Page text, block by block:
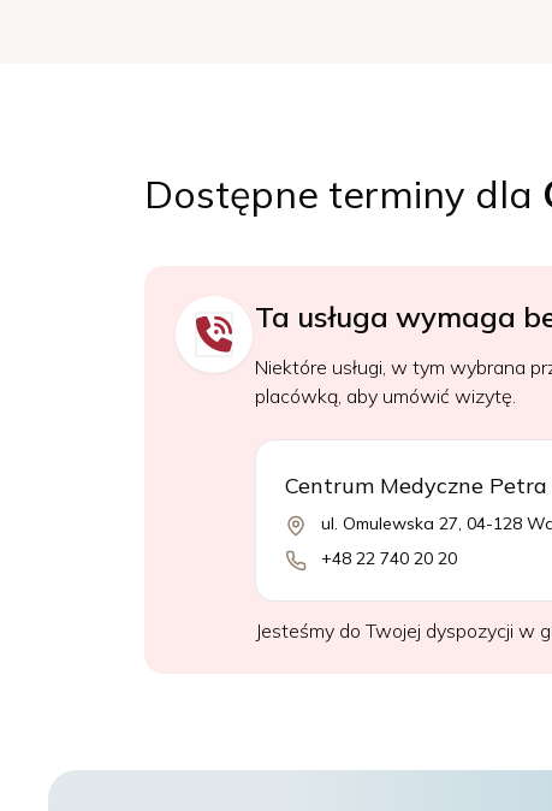
Dostępne terminy dla
Ta usługa wymaga
Niektóre usługi, w tym wybrana
placówką, aby umówić wizytę.
Centrum Medyczne
ul. Omulewska 27, 04-128
+48 22 740 20 20
Jesteśmy do Twojej dyspozycji w